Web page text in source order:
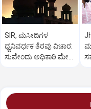
SIR, ಮಸೀದಿಗಳ
ಧ್ವನಿವರ್ಧಕ ತೆರವು ವಿಚಾರ:
ಸುವೇಂದು ಅಧಿಕಾರಿ ಮೇಲೆ